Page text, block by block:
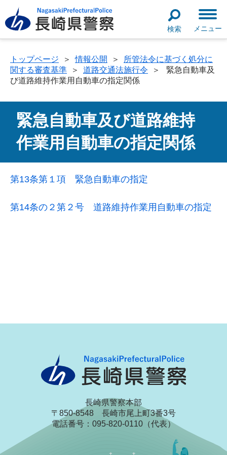
検索 メニュー
トップページ ＞ 情報公開 ＞
所管法令に基づく処分に
関する審査基準
＞ 道路交通法施行令 ＞
緊急自動車及
び道路維持作業用自動車の指定関係
緊急自動車及び道路維持
作業用自動車の指定関係
第13条第１項 緊急自動車の指定
第14条の２第２号 道路維持作業用自動車の指定
長崎県警察本部
〒850-8548 長崎市尾上町3番3号
電話番号：095-820-0110（代表）